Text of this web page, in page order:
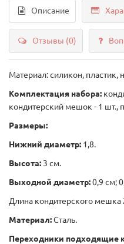
Описание
Отзывы (0)
Материал: силикон,
Комплектация набора:
кондитерский мешок - 1 шт.,
Размеры:
Нижний диаметр: 1,8.
Высота: 3 см.
Выходной диаметр:0,9 см;
Длина кондитерского мешка
Материал:Сталь.
Переходники подходящие